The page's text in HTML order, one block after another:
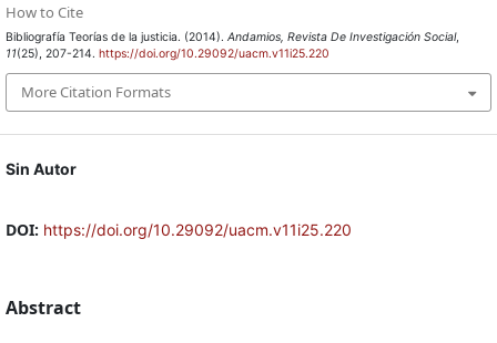
Sin Autor
DOI: https://doi.org/10.29092/uacm.v11i25.220
Abstract
How to Cite
Bibliografía Teorías de la justicia. (2014). Andamios, Revista De Investigación Social,
11(25), 207-214. https://doi.org/10.29092/uacm.v11i25.220
More Citation Formats